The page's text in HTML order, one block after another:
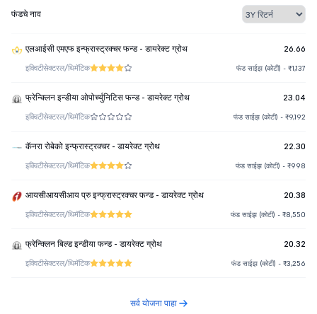
फंडचे नाव
एलआईसी एमएफ इन्फ्रास्ट्रक्चर फन्ड - डायरेक्ट ग्रोथ 26.66
इक्विटीसेक्टरल/थिमॅटिक फंड साईझ (कोटी) - ₹1,137
फ्रेन्क्लिन इन्डीया ओपोर्च्युनिटिस फन्ड - डायरेक्ट ग्रोथ 23.04
इक्विटीसेक्टरल/थिमॅटिक फंड साईझ (कोटी) - ₹9,192
कॅनरा रोबेको इन्फ्रास्ट्रक्चर - डायरेक्ट ग्रोथ 22.30
इक्विटीसेक्टरल/थिमॅटिक फंड साईझ (कोटी) - ₹998
आयसीआयसीआय प्रु इन्फ्रास्ट्रक्चर फन्ड - डायरेक्ट ग्रोथ 20.38
इक्विटीसेक्टरल/थिमॅटिक फंड साईझ (कोटी) - ₹8,550
फ्रेन्क्लिन बिल्ड इन्डीया फन्ड - डायरेक्ट ग्रोथ 20.32
इक्विटीसेक्टरल/थिमॅटिक फंड साईझ (कोटी) - ₹3,256
सर्व योजना पाहा